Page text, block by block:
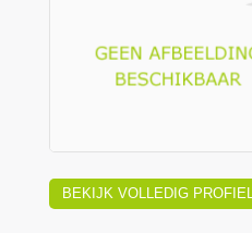
BEKIJK VOLLEDIG PROFIEL